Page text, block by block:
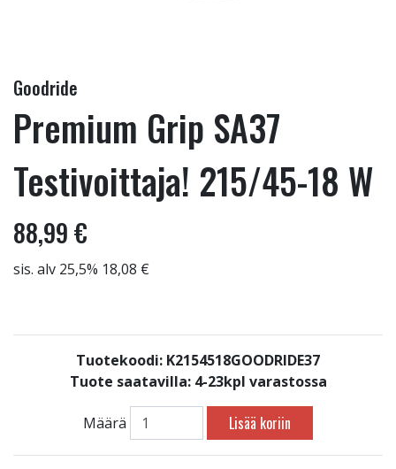
Goodride
Premium Grip SA37
Testivoittaja! 215/45-18 W
88,99 €
sis. alv 25,5% 18,08 €
Tuotekoodi: K2154518GOODRIDE37
Tuote saatavilla: 4-23kpl varastossa
Määrä Lisää koriin